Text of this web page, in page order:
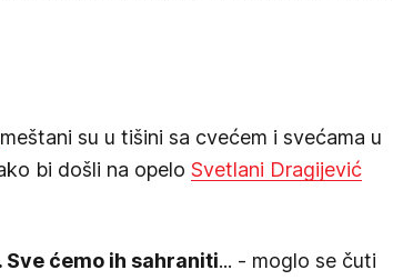
meštani su u tišini sa cvećem i svećama u
bi došli na opelo Svetlani Dragijević
Sve ćemo ih sahraniti... - moglo se čuti